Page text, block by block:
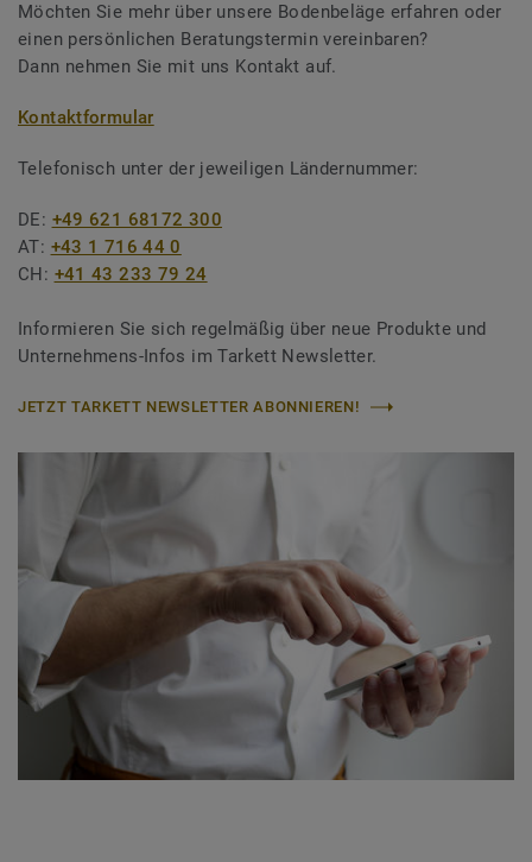
Möchten Sie mehr über unsere Bodenbeläge erfahren oder
einen persönlichen Beratungstermin vereinbaren?
Dann nehmen Sie mit uns Kontakt auf.
Kontaktformular
Telefonisch unter der jeweiligen Ländernummer:
DE: +49 621 68172 300
AT: +43 1 716 44 0
CH: +41 43 233 79 24
Informieren Sie sich regelmäßig über neue Produkte und
Unternehmens-Infos im Tarkett Newsletter.
JETZT TARKETT NEWSLETTER ABONNIEREN!